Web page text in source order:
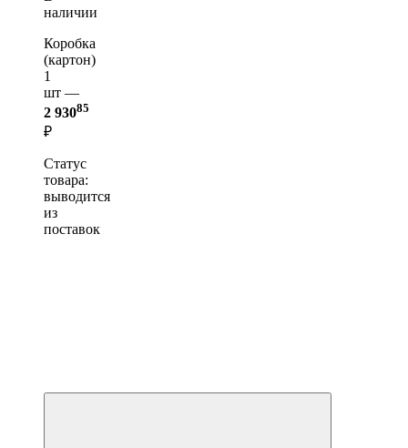
наличии
Коробка
(картон)
1
шт —
2 93085
₽
Статус
товара:
выводится
из
поставок